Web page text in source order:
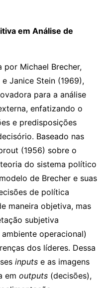
em Análise de
Michael Brecher,
Janice Stein (1969),
para a análise
enfatizando o
e predisposições
Baseado nas
(1956) sobre o
do sistema político
de Brecher e suas
de política
maneira objetiva, mas
subjetiva
operacional)
dos líderes. Dessa
inputs e as imagens
em outputs (decisões),